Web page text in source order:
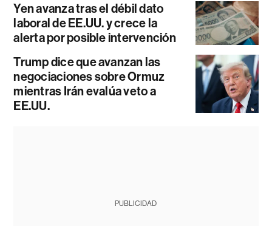
Yen avanza tras el débil dato
laboral de EE.UU. y crece la
alerta por posible intervención
Trump dice que avanzan las
negociaciones sobre Ormuz
mientras Irán evalúa veto a
EE.UU.
PUBLICIDAD